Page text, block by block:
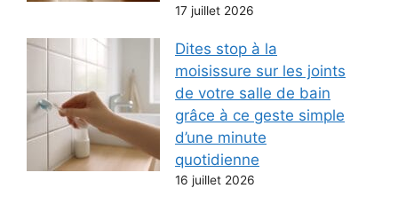
17 juillet 2026
Dites stop à la
moisissure sur les joints
de votre salle de bain
grâce à ce geste simple
d’une minute
quotidienne
16 juillet 2026